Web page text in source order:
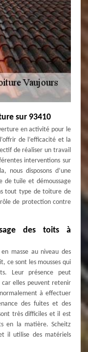
sur 93410
en activité pour le
de l’efficacité et la
de réaliser un travail
interventions sur
nous disposons d’une
de tuile et démoussage
tout type de toiture de
de protection contre
des toits à
masse au niveau des
ce sont les mousses qui
Leur présence peut
elles peuvent retenir
à effectuer
des fuites et des
très difficiles et il est
en la matière. Scheitz
il utilise des matériels